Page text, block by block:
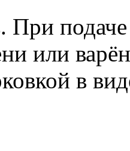
При
или
в